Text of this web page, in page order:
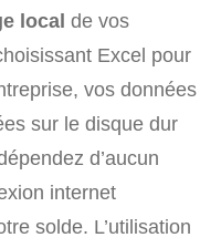
local de vos
Excel pour
vos données
sur le disque dur
d’aucun
internet
solde. L’utilisation